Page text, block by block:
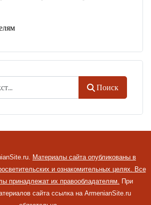
Поиск
Материалы сайта опубликованы в
и ознакомительных целях. Все
принадлежат их правообладателям. При
сайта ссылка на ArmenianSite.ru